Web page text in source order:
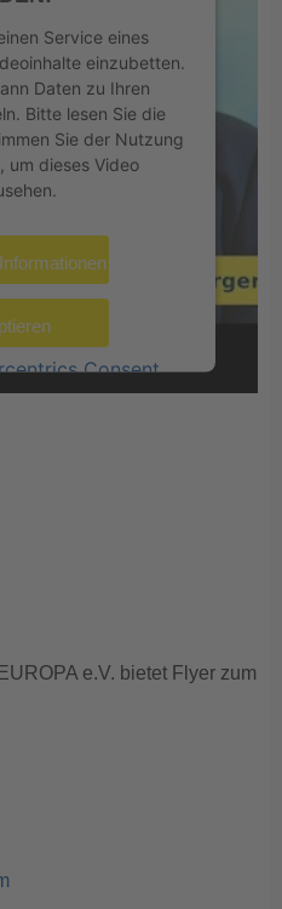
Service eines
einzubetten.
Daten zu Ihren
Bitte lesen Sie die
Sie der Nutzung
um dieses Video
Consent
&eRecht24
e.V. bietet Flyer zum